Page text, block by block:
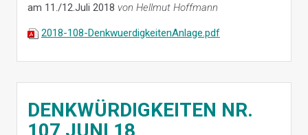
am 11./12.Juli 2018 von Hellmut Hoffmann
2018-108-DenkwuerdigkeitenAnlage.pdf
DENKWÜRDIGKEITEN NR.
107 JUNI 18